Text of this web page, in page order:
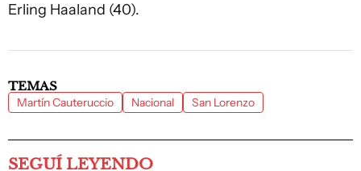
Erling Haaland (40).
TEMAS
Martín Cauteruccio Nacional San Lorenzo
SEGUÍ LEYENDO